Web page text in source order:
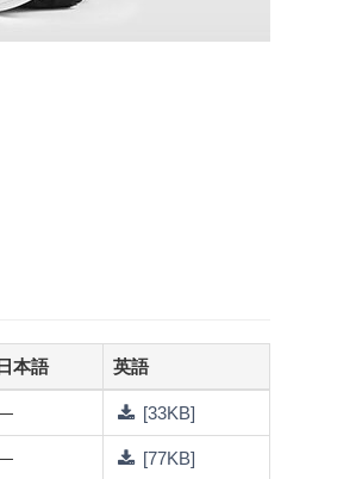
日本語 英語
[33KB]
[77KB]